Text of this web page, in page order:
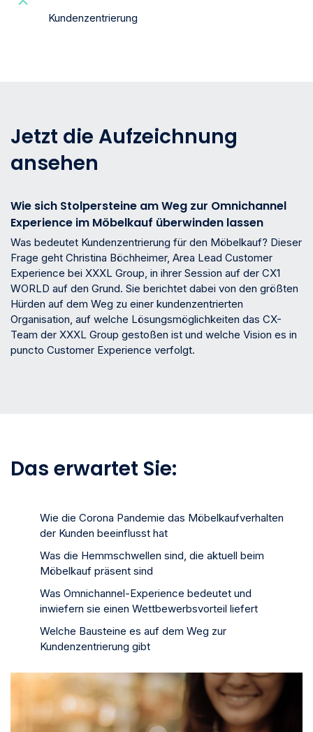
Kundenzentrierung
Jetzt die Aufzeichnung
ansehen
Wie sich Stolpersteine am Weg zur Omnichannel
Experience im Möbelkauf überwinden lassen
Was bedeutet Kundenzentrierung für den Möbelkauf? Dieser
Frage geht Christina Böchheimer, Area Lead Customer
Experience bei XXXL Group, in ihrer Session auf der CX1
WORLD auf den Grund. Sie berichtet dabei von den größten
Hürden auf dem Weg zu einer kundenzentrierten
Organisation, auf welche Lösungsmöglichkeiten das CX-
Team der XXXL Group gestoßen ist und welche Vision es in
puncto Customer Experience verfolgt.
Das erwartet Sie:
Wie die Corona Pandemie das Möbelkaufverhalten
der Kunden beeinflusst hat
Was die Hemmschwellen sind, die aktuell beim
Möbelkauf präsent sind
Was Omnichannel-Experience bedeutet und
inwiefern sie einen Wettbewerbsvorteil liefert
Welche Bausteine es auf dem Weg zur
Kundenzentrierung gibt